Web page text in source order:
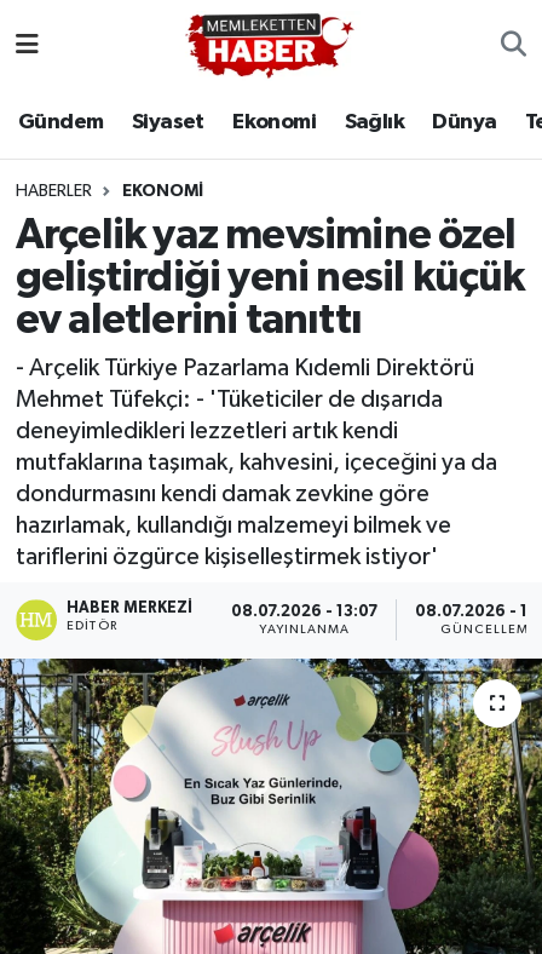
Gündem Siyaset Ekonomi Sağlık Dünya
HABERLER EKONOMI
Arçelik yaz mevsimine özel
geliştirdiği yeni nesil küçük
ev aletlerini tanıttı
- Arçelik Türkiye Pazarlama Kıdemli Direktörü
Mehmet Tüfekçi: - 'Tüketiciler de dışarıda
deneyimledikleri lezzetleri artık kendi
mutfaklarına taşımak, kahvesini, içeceğini ya da
dondurmasını kendi damak zevkine göre
hazırlamak, kullandığı malzemeyi bilmek ve
tariflerini özgürce kişiselleştirmek istiyor'
HABER MERKEZI
EDITÖR
08.07.2026 - 13:07
YAYINLANMA
08.07.2026 -
GÜNCELLEME